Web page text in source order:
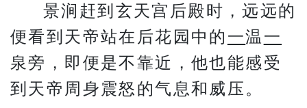
景涧赶到玄天宫后殿时，远远的
便看到天帝站在后花园中的 一温 一
泉旁，即便是不靠近，他也能感受
到天帝周身震怒的气息和威压。